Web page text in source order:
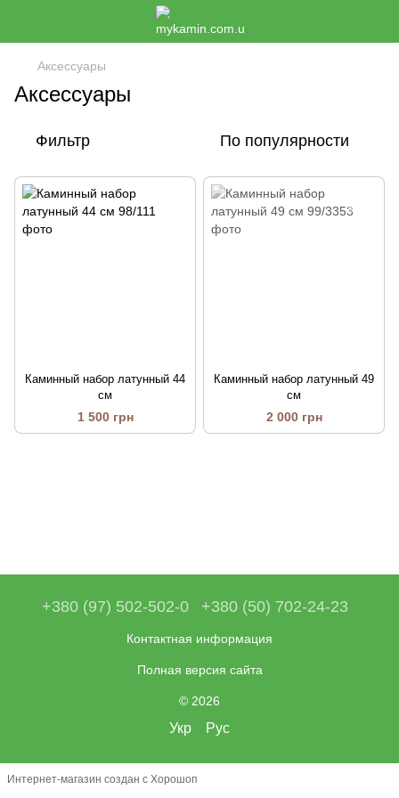
Аксессуары
Аксессуары
Фильтр По популярности
Каминный набор латунный 44
см
1 500 грн
Каминный набор латунный 49
см
2 000 грн
+380 (97) 502-502-0 +380 (50) 702-24-23
Контактная информация
Полная версия сайта
© 2026
Укр Рус
Интернет-магазин создан с Хорошоп